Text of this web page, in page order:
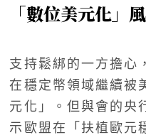
「數位美元化」
支持鬆綁的一方擔心
在穩定幣領域繼續被
元化」。但與會的央
示歐盟在「扶植歐元